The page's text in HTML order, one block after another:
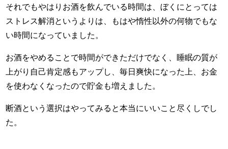
それでもやはりお酒を飲んでいる時間は、ぼくにとっては
ストレス解消というよりは、もはや惰性以外の何物でもな
い時間になっていました。
お酒をやめることで時間ができただけでなく、睡眠の質が
上がり自己肯定感もアップし、毎日爽快になった上、お金
を使わなくなったので貯金も増えました。
断酒という選択はやってみると本当にいいこと尽くしでし
た。